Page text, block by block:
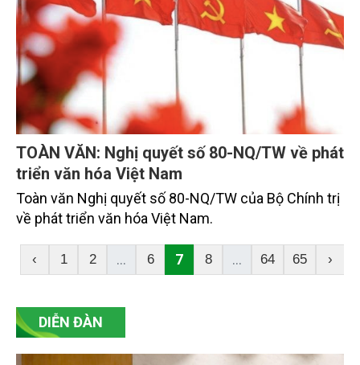
TOÀN VĂN: Nghị quyết số 80-NQ/TW về phát
triển văn hóa Việt Nam
Toàn văn Nghị quyết số 80-NQ/TW của Bộ Chính trị
về phát triển văn hóa Việt Nam.
‹ 1 2 ... 6 7 8 ... 64 65 ›
DIỄN ĐÀN